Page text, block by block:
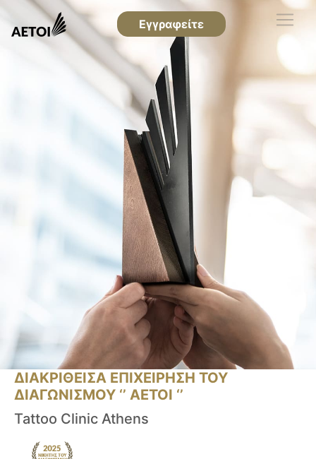
Εγγραφείτε
ΔΙΑΚΡΙΘΕΙΣΑ ΕΠΙΧΕΙΡΗΣΗ ΤΟΥ
ΔΙΑΓΩΝΙΣΜΟΥ ‘’ ΑΕΤΟΙ ‘’
Tattoo Clinic Athens